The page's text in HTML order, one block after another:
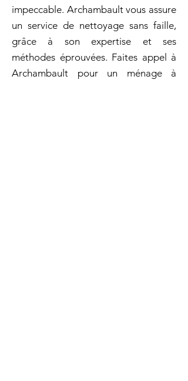
impeccable. Archambault vous assure
un service de nettoyage sans faille,
grâce à son expertise et ses
méthodes éprouvées. Faites appel à
Archambault pour un ménage à